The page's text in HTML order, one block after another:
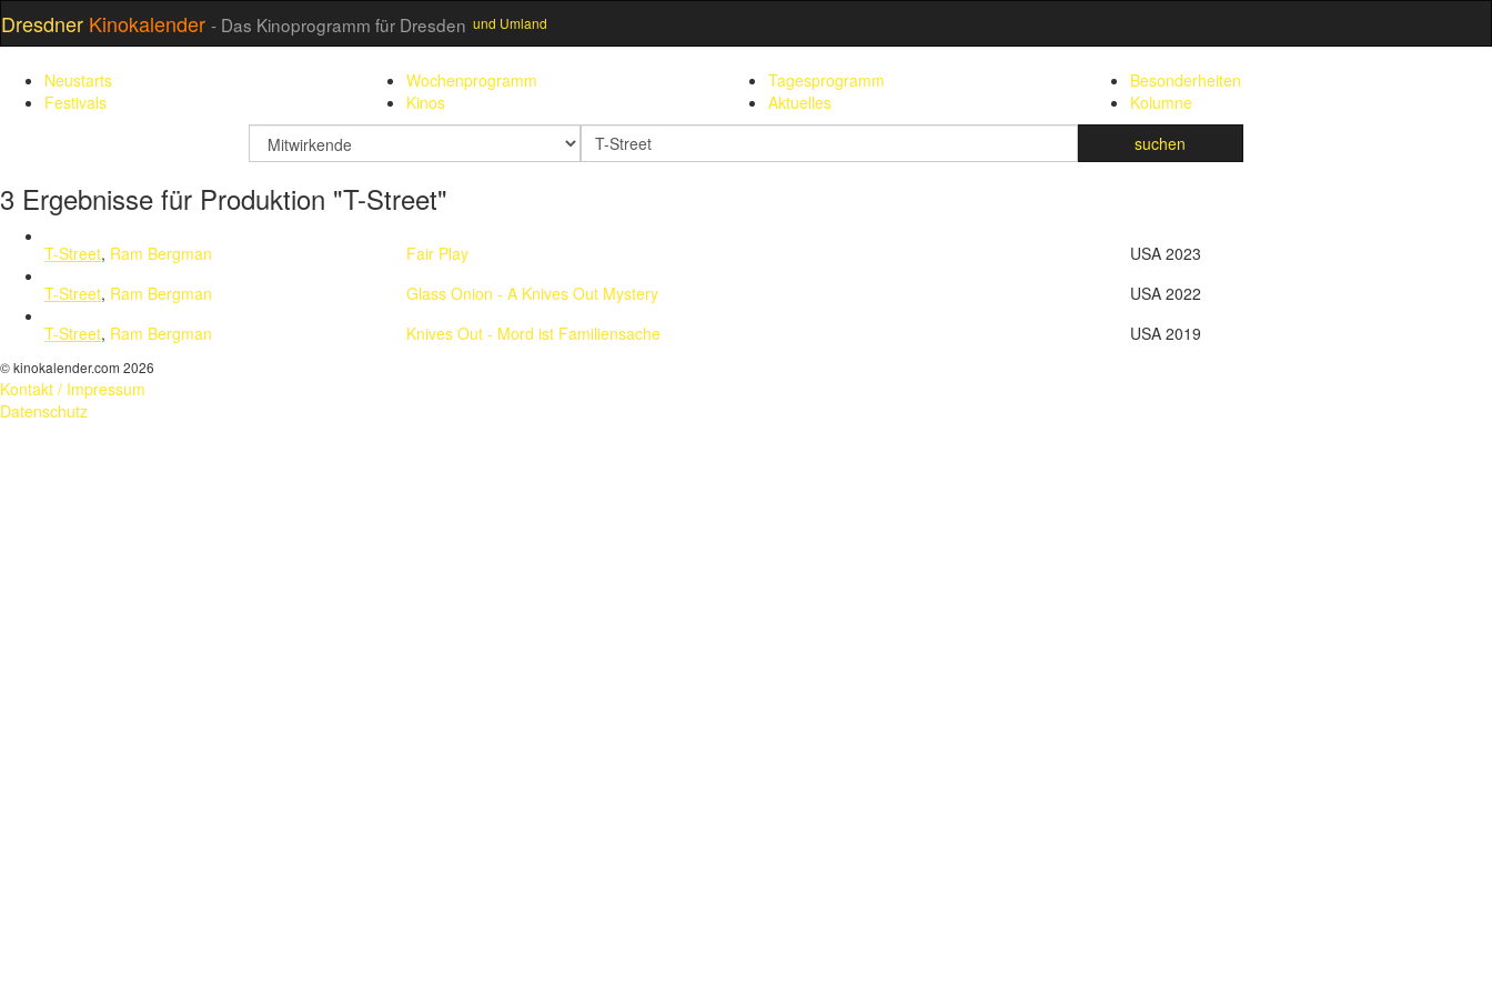
Dresdner Kinokalender - Das Kinoprogramm für Dresden und Umland
Neustarts Wochenprogramm Tagesprogramm
Besonderheiten
Festivals
Kinos Aktuelles
Kolumne
suchfeld
Suchbegriff suchen
3 Ergebnisse für Produktion "T-Street"
T-Street, Ram Bergman Fair Play
USA 2023
T-Street, Ram Bergman Glass Onion - A Knives Out Mystery
USA 2022
T-Street, Ram Bergman Knives Out - Mord ist Familiensache USA 2019
© kinokalender.com 2026
Kontakt / Impressum
Datenschutz